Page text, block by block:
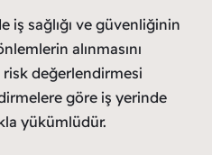
iş sağlığı ve güvenliğinin
alınmasını
risk değerlendirmesi
göre iş yerinde
yükümlüdür.